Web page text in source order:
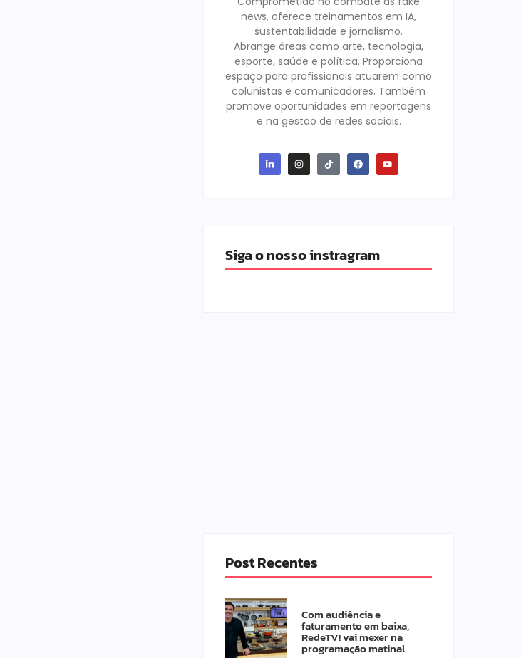
news, oferece treinamentos em IA,
sustentabilidade e jornalismo.
Abrange áreas como arte, tecnologia,
esporte, saúde e política. Proporciona
espaço para profissionais atuarem como
colunistas e comunicadores. Também
promove oportunidades em reportagens
e na gestão de redes sociais.
Siga o nosso instragram
Post Recentes
Com audiência e
faturamento em baixa,
RedeTV! vai mexer na
programação matinal